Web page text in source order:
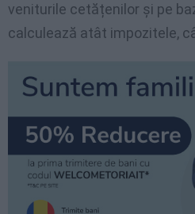
veniturile cetățenilor și pe
calculează atât impozitele,